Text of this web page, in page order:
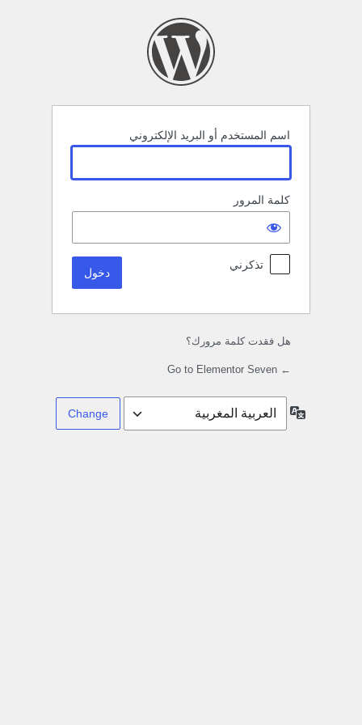
اسم المستخدم أو البريد الإلكتروني
كلمة المرور
تذكرني
هل فقدت كلمة مرورك؟
← Go to Elementor Seven
Language